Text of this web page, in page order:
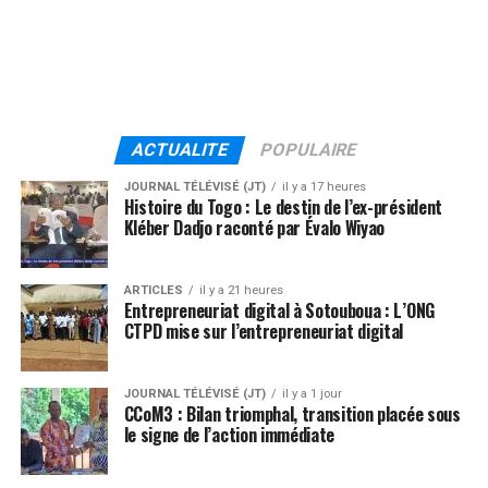
ACTUALITE POPULAIRE
JOURNAL TÉLÉVISÉ (JT) il y a 17 heures
Histoire du Togo : Le destin de l’ex-président
Kléber Dadjo raconté par Évalo Wiyao
ARTICLES il y a 21 heures
Entrepreneuriat digital à Sotouboua : L’ONG
CTPD mise sur l’entrepreneuriat digital
JOURNAL TÉLÉVISÉ (JT) il y a 1 jour
CCoM3 : Bilan triomphal, transition placée sous
le signe de l’action immédiate